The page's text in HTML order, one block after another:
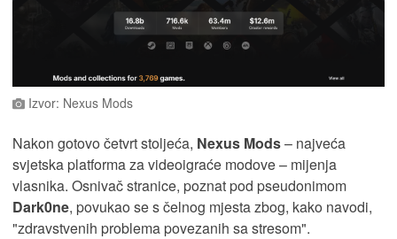
Izvor: Nexus Mods
Nakon gotovo četvrt stoljeća, Nexus Mods– najveća
svjetska platforma za videoigraće modove – mijenja
vlasnika. Osnivač stranice, poznat pod pseudonimom
Dark0ne, povukao se s čelnog mjesta zbog, kako navodi,
"zdravstvenih problema povezanih sa stresom".